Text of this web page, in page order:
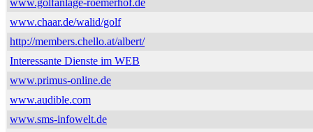
www.golfanlage-roemerhof.de
www.chaar.de/walid/golf
http://members.chello.at/albert/
Interessante Dienste im WEB
www.primus-online.de
www.audible.com
www.sms-infowelt.de